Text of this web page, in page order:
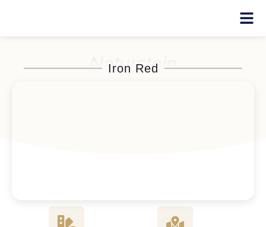
Naturstein
Iron Red